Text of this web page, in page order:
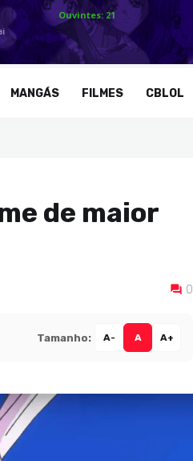
MANGÁS FILMES CBLOL
de maior
0
Tamanho: A- A A+